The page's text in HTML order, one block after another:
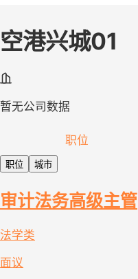
空港兴城01
暂无公司数据
职位
职位 城市
审计法务高级主管
法学类
面议